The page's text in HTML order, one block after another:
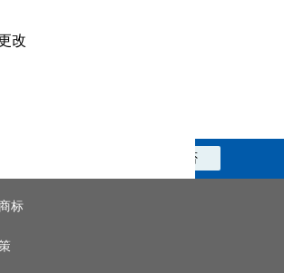
改
否
标